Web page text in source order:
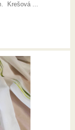
Krešová ...